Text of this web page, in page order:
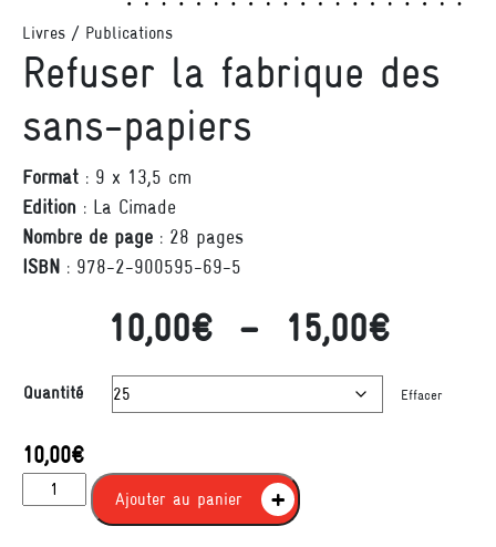
Livres / Publications
Refuser la fabrique des
sans-papiers
Format : 9 x 13,5 cm
Edition : La Cimade
Nombre de page : 28 pages
ISBN : 978-2-900595-69-5
10,00€ – 15,00€Plage
Quantité Effacer
10,00€
quantité de Refuser la fabrique des sans-papiers
Ajouter au panier